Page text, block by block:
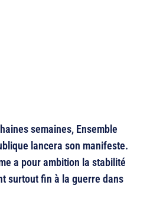
semaines, Ensemble
lancera son manifeste.
a pour ambition la stabilité
surtout fin à la guerre dans